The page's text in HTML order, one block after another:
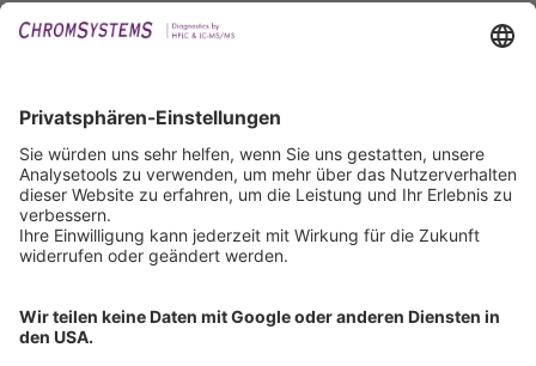
IFU anfordern
Zertifizierungen
ISO 9001 Zertifikat